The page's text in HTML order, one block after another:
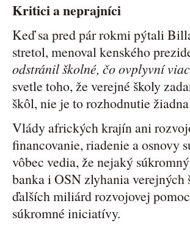
Kritici a neprajníci
Keď sa pred pár rokmi pýtali
stretol, menoval kenského
odstránil školné, čo ovplyvní
svetle toho, že verejné školy
škôl, nie je to rozhodnutie
Vlády afrických krajín ani
financovanie, riadenie a osnovy
vôbec vedia, že nejaký
banka i OSN zlyhania
ďalších miliárd rozvojovej
súkromné iniciatívy.